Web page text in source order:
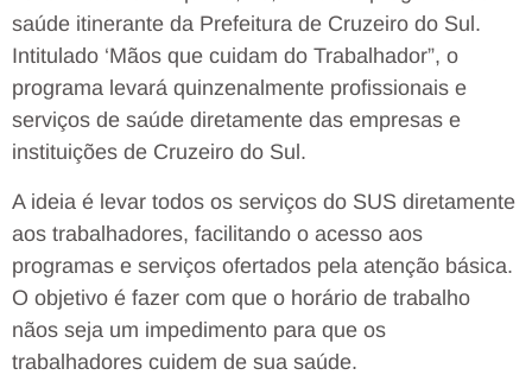
saúde itinerante da Prefeitura de Cruzeiro do Sul.
Intitulado ‘Mãos que cuidam do Trabalhador”, o
programa levará quinzenalmente profissionais e
serviços de saúde diretamente das empresas e
instituições de Cruzeiro do Sul.
A ideia é levar todos os serviços do SUS diretamente
aos trabalhadores, facilitando o acesso aos
programas e serviços ofertados pela atenção básica.
O objetivo é fazer com que o horário de trabalho
nãos seja um impedimento para que os
trabalhadores cuidem de sua saúde.